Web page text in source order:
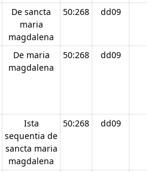
De sancta
maria
magdalena
50:268 dd09
De maria
magdalena
50:268 dd09
Ista
sequentia de
sancta maria
magdalena
50:268 dd09